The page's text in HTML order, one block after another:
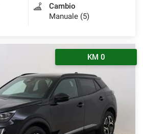
Cambio
Manuale (5)
KM 0